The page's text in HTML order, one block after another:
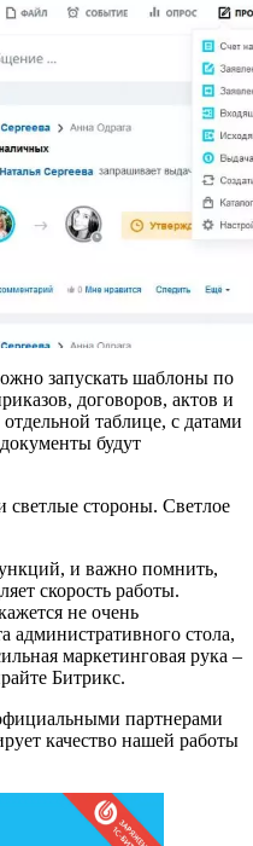
запускать шаблоны по
договоров, актов и
таблице, с датами
будут
стороны. Светлое
и важно помнить,
скорость работы.
не очень
административного стола,
маркетинговая рука –
Битрикс.
партнерами
качество нашей работы